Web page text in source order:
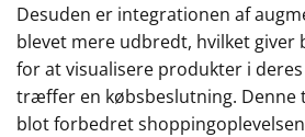
Desuden er integrationen af
blevet mere udbredt, hvilket giver
for at visualisere produkter i
træffer en købsbeslutning. Denne
blot forbedret